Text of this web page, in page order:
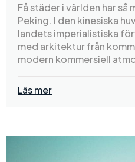
Få städer i världen har
Peking. I den kinesiska
landets imperialistiska
med arkitektur från
modern kommersiell
Läs mer